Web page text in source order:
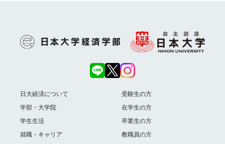
日大経済について
学部・大学院
学生生活
就職・キャリア
受験生の方
在学生の方
卒業生の方
教職員の方